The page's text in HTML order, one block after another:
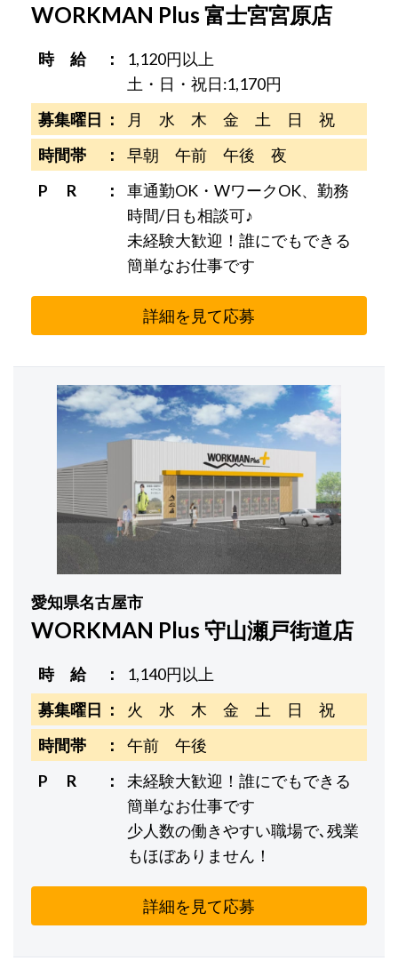
WORKMAN Plus 富士宮宮原店
時 給
1,120円以上
土・日・祝日:1,170円
募集曜日
月 水 木 金 土 日 祝
時間帯
早朝 午前 午後 夜
P R
車通勤OK・WワークOK、勤務
時間/日も相談可♪
未経験大歓迎！誰にでもできる
簡単なお仕事です
詳細を見て応募
愛知県名古屋市
WORKMAN Plus 守山瀬戸街道店
時 給
1,140円以上
募集曜日
火 水 木 金 土 日 祝
時間帯
午前 午後
P R
未経験大歓迎！誰にでもできる
簡単なお仕事です
少人数の働きやすい職場で､残業
もほぼありません！
詳細を見て応募